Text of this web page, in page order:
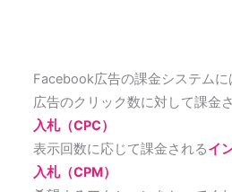
Facebook広告の課金システムに
広告のクリック数に対して課金
入札（CPC）
表示回数に応じて課金されるイ
入札（CPM）